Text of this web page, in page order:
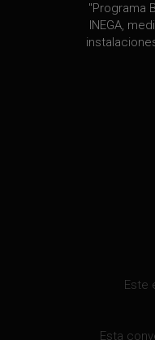
"Programa
INEGA,
Este
Esta